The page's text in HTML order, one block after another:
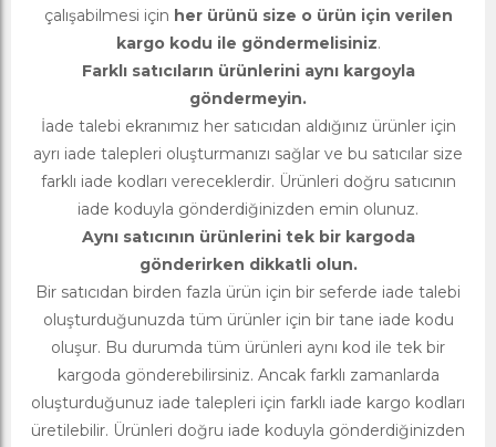
çalışabilmesi için her ürünü size o ürün için verilen
kargo kodu ile göndermelisiniz.
Farklı satıcıların ürünlerini aynı kargoyla
göndermeyin.
İade talebi ekranımız her satıcıdan aldığınız ürünler için
ayrı iade talepleri oluşturmanızı sağlar ve bu satıcılar size
farklı iade kodları vereceklerdir. Ürünleri doğru satıcının
iade koduyla gönderdiğinizden emin olunuz.
Aynı satıcının ürünlerini tek bir kargoda
gönderirken dikkatli olun.
Bir satıcıdan birden fazla ürün için bir seferde iade talebi
oluşturduğunuzda tüm ürünler için bir tane iade kodu
oluşur. Bu durumda tüm ürünleri aynı kod ile tek bir
kargoda gönderebilirsiniz. Ancak farklı zamanlarda
oluşturduğunuz iade talepleri için farklı iade kargo kodları
üretilebilir. Ürünleri doğru iade koduyla gönderdiğinizden